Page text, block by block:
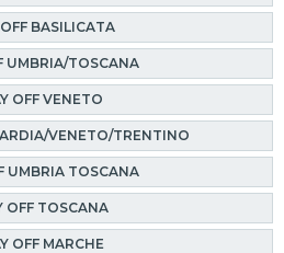
BASILICATA
UMBRIA/TOSCANA
OFF VENETO
VENETO/TRENTINO
UMBRIA TOSCANA
OFF TOSCANA
OFF MARCHE